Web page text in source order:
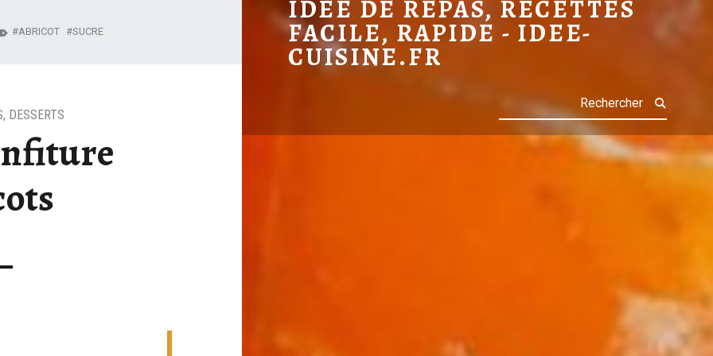
IDÉE DE REPAS, RECETTES
FACILE, RAPIDE - IDEE-
CUISINE.FR
, DESSERTS
ABRICOT SUCRE